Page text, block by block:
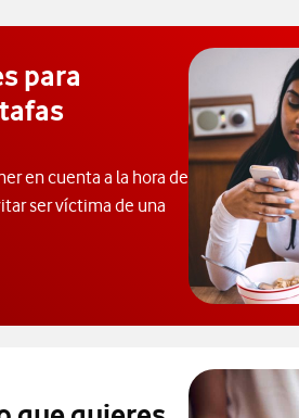
para
en cuenta a la hora de
ser víctima de una
evitar las estafas telefónicas